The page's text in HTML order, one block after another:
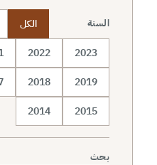
السنة الكل
2023
2022
2019
2018
2015
2014
بحث